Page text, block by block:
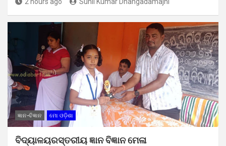
ଜ୍ଞାନ-ବିଜ୍ଞାନ ମୋ ଓଡ଼ିଶା
ବିଦ୍ୟାଳୟରସ୍ତରୀୟ ଜ୍ଞାନ ବିଜ୍ଞାନ ମେଳା